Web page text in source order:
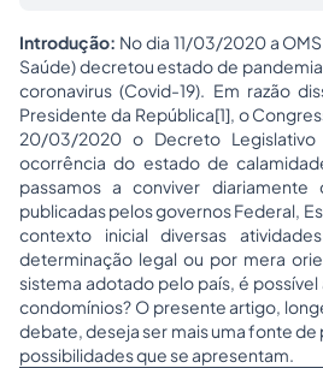
Introdução: No dia 11/03/2020 a
Saúde) decretou estado de
coronavirus (Covid-19). Em razão
Presidente da República[1], o
20/03/2020 o Decreto
ocorrência do estado de
passamos a conviver diariamente
publicadas pelos governos Federal,
contexto inicial diversas
determinação legal ou por mera
sistema adotado pelo país, é
condomínios? O presente artigo,
debate, deseja ser mais uma fonte de
possibilidades que se apresentam.